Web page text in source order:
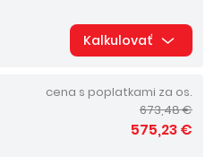
Kalkulovať
cena s poplatkami za os.
673,48 €
575,23 €